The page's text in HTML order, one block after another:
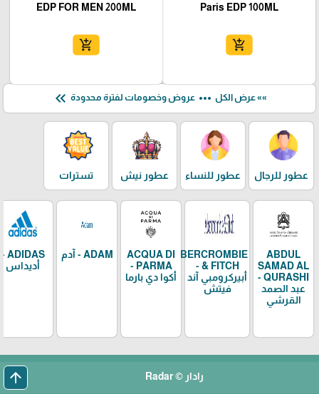
Paris EDP 100ML
add_shopping_cart
EDP FOR MEN 200ML
add_shopping_cart
»» عرض الكل more_horiz عروض وخصومات لفترة محدودة keyboard_double_arrow_left
عطور للرجال عطور للنساء عطور نيش تسترات
ABDUL
SAMAD AL
QURASHI -
عبد الصمد
القرشي
ABERCROMBIE
& FITCH -
أبيركرومبي آند
فيتش
ACQUA DI
PARMA -
أكوا دي بارما
ADAM - آدم
ADIDAS -
أديداس
رادار © Radar arrow_upward